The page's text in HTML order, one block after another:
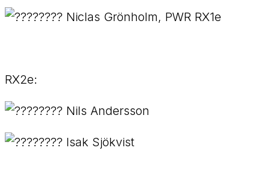
Niclas Grönholm, PWR RX1e
RX2e:
Nils Andersson
Isak Sjökvist